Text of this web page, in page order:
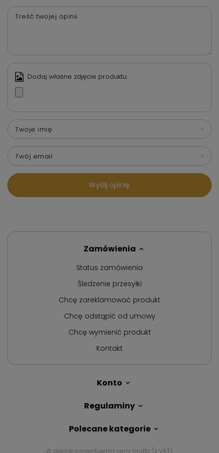
Treść twojej opinii
Dodaj własne zdjęcie produktu:
Twoje imię
Twój email
Wyślij opinię
Zamówienia
Status zamówienia
Śledzenie przesyłki
Chcę zareklamować produkt
Chcę odstąpić od umowy
Chcę wymienić produkt
Kontakt
Konto
Regulaminy
Polecane kategorie
W sklepie prezentujemy ceny brutto (z VAT).